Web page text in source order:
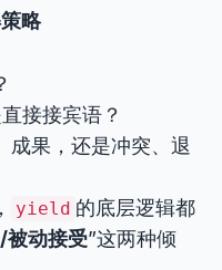
略
接接宾语？
成果，还是冲突、退
yield 的底层逻辑都
被动接受”这两种倾